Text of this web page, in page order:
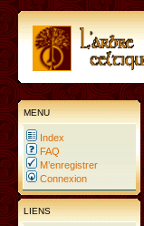
MENU
Index
FAQ
M’enregistrer
Connexion
LIENS